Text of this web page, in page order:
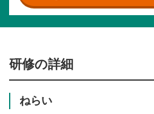
研修の詳細
ねらい